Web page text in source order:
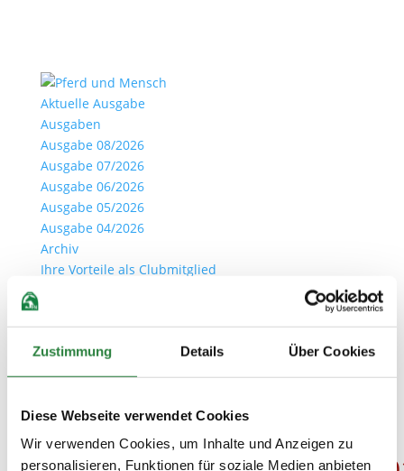
Zustimmung Details Über Cookies
Diese Webseite verwendet Cookies
Wir verwenden Cookies, um Inhalte und Anzeigen zu
personalisieren, Funktionen für soziale Medien anbieten
Aktuelle Ausgabe
Ausgaben
Ausgabe 08/2026
Ausgabe 07/2026
Ausgabe 06/2026
Ausgabe 05/2026
Ausgabe 04/2026
Archiv
Ihre Vorteile als Clubmitglied
Seite wählen
PM-forum-digital-03-